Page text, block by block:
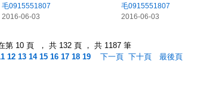
毛0915551807
2016-06-03
毛0915551807
2016-06-03
第 10 頁 ， 共 132 頁 ， 共 1187 筆
12 13 14 15 16 17 18 19 下一頁 下十頁 最後頁